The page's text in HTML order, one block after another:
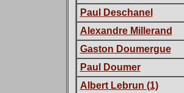
Paul Deschanel
Alexandre Millerand
Gaston Doumergue
Paul Doumer
Albert Lebrun (1)